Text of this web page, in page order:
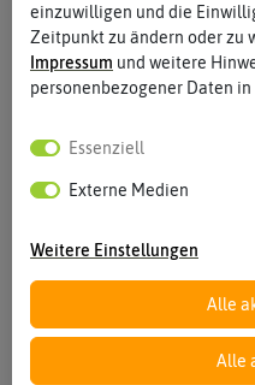
einzuwilligen und die
Zeitpunkt zu ändern oder zu
Impressum und weitere
personenbezogener Daten in
Essenziell
Externe Medien
Weitere Einstellungen
Alle
Alle